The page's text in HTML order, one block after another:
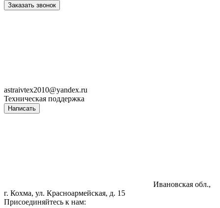
Заказать звонок
astraivtex2010@yandex.ru
Техническая поддержка
Написать
Ивановская обл.,
г. Кохма, ул. Красноармейская, д. 15
Присоединяйтесь к нам: